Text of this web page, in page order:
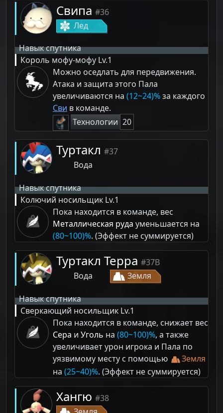
Свипа #36
Лед
Навык спутника
Король мофу-мофу Lv.1
Можно оседлать для передвижения.
Атака и защита этого Пала
увеличиваются на (12~24)%за каждого
Сви в команде.
Технологии 20
Туртакл #37
Вода
Навык спутника
Колючий носильщик Lv.1
Пока находится в команде, вес
Металлическая руда уменьшается на
(80~100)%. (Эффект не суммируется)
Туртакл Терра #37B
Вода
Земля
Навык спутника
Сверкающий носильщик Lv.1
Пока находится в команде, снижает вес
Сера и Уголь на (80~100)%, а также
увеличивает урон игрока и Пала по
уязвимому месту с помощью
Земля
на (25~40)%. (Эффект не суммируется)
Хангю #38